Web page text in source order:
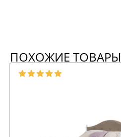
ПОХОЖИЕ ТОВАРЫ